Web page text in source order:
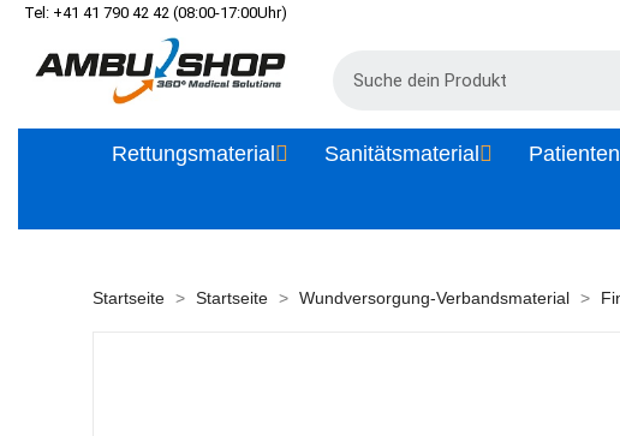
Tel: +41 41 790 42 42 (08:00-17:00Uhr)
Rettungsmaterial Sanitätsmaterial
Startseite Startseite Wundversorgung-Verbandsmaterial